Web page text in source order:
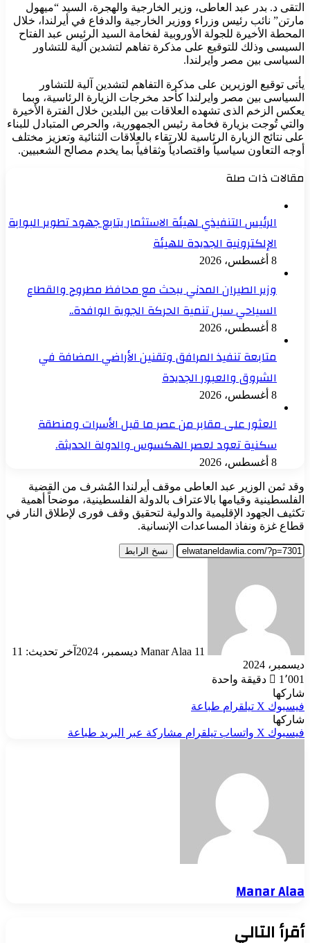
التقى د. بدر عبد العاطى، وزير الخارجية والهجرة، السيد “ميهول
مارتن” نائب رئيس وزراء ووزير الخارجية والدفاع في أيرلندا، خلال
المحطة الأخيرة للجولة الأوروبية لفخامة السيد الرئيس عبد الفتاح
السيسى وذلك للتوقيع على مذكرة تفاهم لتشدين آلية للتشاور
السياسى بين مصر وايرلندا.
يأتى توقيع الوزيرين على مذكرة التفاهم لتشدين آلية للتشاور
السياسى بين مصر وايرلندا كأحد مخرجات الزيارة الرئاسية، وبما
يعكس الزخم الذى تشهده العلاقات بين البلدين خلال الفترة الأخيرة
والتي تُوجت بزيارة فخامة رئيس الجمهورية، والحرص المتبادل للبناء
على نتائج الزيارة الرئاسية للارتقاء بالعلاقات الثنائية وتعزيز مختلف
أوجه التعاون سياسياً واقتصادياً وثقافياً بما يخدم مصالح الشعبيين.
مقالات ذات صلة
الرئيس التنفيذي لهيئة الاستثمار يتابع جهود تطوير البوابة
الإلكترونية الجديدة للهيئة
8 أغسطس، 2026
وزير الطيران المدني يبحث مع محافظ مطروح والقطاع
السياحي سبل تنمية الحركة الجوية الوافدة..
8 أغسطس، 2026
متابعة تنفيذ المرافق وتقنين الأراضي المضافة في
الشروق والعبور الجديدة
8 أغسطس، 2026
العثور على مقابر من عصر ما قبل الأسرات ومنطقة
سكنية تعود لعصر الهكسوس والدولة الحديثة.
8 أغسطس، 2026
وقد ثمن الوزير عبد العاطى موقف أيرلندا المُشرف من القضية
الفلسطينية وقيامها بالاعتراف بالدولة الفلسطينية، موضحاً أهمية
تكثيف الجهود الإقليمية والدولية لتحقيق وقف فورى لإطلاق النار في
قطاع غزة ونفاذ المساعدات الإنسانية.
نسخ الرابط
Manar Alaa 11 ديسمبر، 2024
آخر تحديث: 11
ديسمبر، 2024
1٬001
دقيقة واحدة
شاركها
فيسبوك ‫X تيلقرام طباعة
شاركها
فيسبوك ‫X واتساب تيلقرام مشاركة عبر البريد طباعة
Manar Alaa
أقرأ التالي